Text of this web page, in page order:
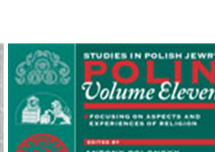
אנטוני פולונסקי